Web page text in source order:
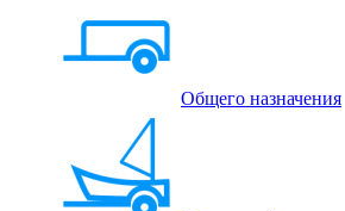
Общего назначения